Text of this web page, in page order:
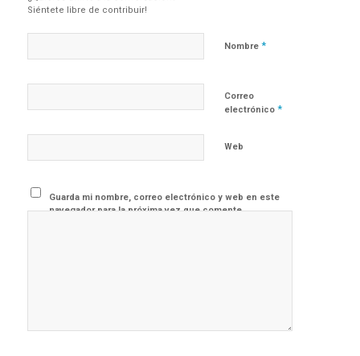
Siéntete libre de contribuir!
Nombre *
Correo
electrónico *
Web
Guarda mi nombre, correo electrónico y web en este
navegador para la próxima vez que comente.